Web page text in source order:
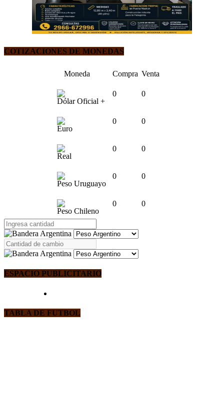
COTIZACIONES DE MONEDAS
Moneda Compra Venta
Dólar Oficial +
0 0
Euro
0 0
Real
0 0
Peso Uruguayo
0 0
Peso Chileno
0 0
ESPACIO PUBLICITARIO
TABLA DE FUTBOL